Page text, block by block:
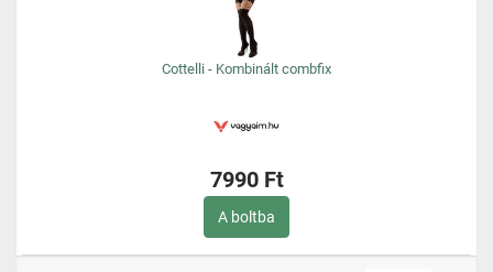
Cottelli - Kombinált combfix
7990 Ft
A boltba